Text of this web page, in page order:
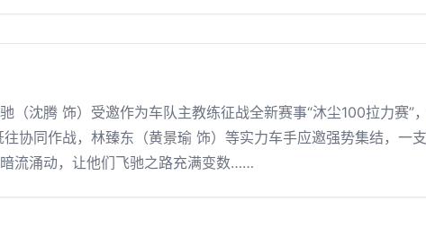
（沈腾 饰）受邀作为车队主教练征战全新赛事“沐尘100拉力赛
协同作战，林臻东（黄景瑜 饰）等实力车手应邀强势集结，
流涌动，让他们飞驰之路充满变数……